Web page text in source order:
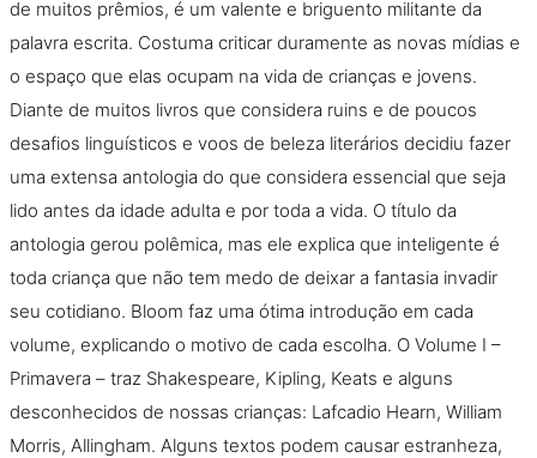
Eventos
Podcast
Assine
Taba na Escola
de muitos prêmios, é um valente e briguento militante da
palavra escrita. Costuma criticar duramente as novas mídias e
o espaço que elas ocupam na vida de crianças e jovens.
Diante de muitos livros que considera ruins e de poucos
desafios linguísticos e voos de beleza literários decidiu fazer
uma extensa antologia do que considera essencial que seja
lido antes da idade adulta e por toda a vida. O título da
antologia gerou polêmica, mas ele explica que inteligente é
toda criança que não tem medo de deixar a fantasia invadir
seu cotidiano. Bloom faz uma ótima introdução em cada
volume, explicando o motivo de cada escolha. O Volume I –
Primavera – traz Shakespeare, Kipling, Keats e alguns
desconhecidos de nossas crianças: Lafcadio Hearn, William
Morris, Allingham. Alguns textos podem causar estranheza,